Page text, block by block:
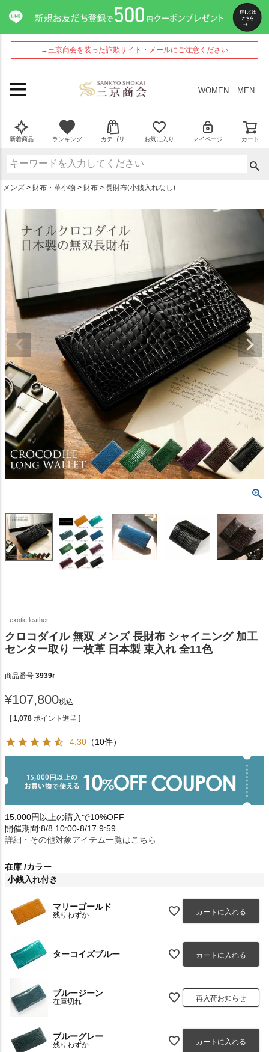
→三京商会を装った詐欺サイト・メールにご注意ください
WOMEN MEN
新着商品 ランキング カテゴリ お気に入り マイページ カート
メンズ 財布・革小物 財布 長財布(小銭入れなし)
exotic leather
クロコダイル 無双 メンズ 長財布 シャイニング 加工
センター取り 一枚革 日本製 束入れ 全11色
商品番号 3939r
¥107,800税込
[ 1,078 ポイント進呈 ]
4.30 （10件）
15,000円以上の購入で10%OFF
開催期間:8/8 10:00-8/17 9:59
詳細・その他対象アイテム一覧はこちら
在庫 カラー
小銭入れ付き
マリーゴールド
残りわずか カートに入れる
ターコイズブルー カートに入れる
ブルージーン
在庫切れ 再入荷お知らせ
ブルーグレー
残りわずか カートに入れる
ペー
ジト
ップ
へ